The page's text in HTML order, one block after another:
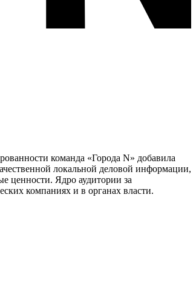
команда «Города N» добавила
локальной деловой информации,
ценности. Ядро аудитории за
компаниях и в органах власти.